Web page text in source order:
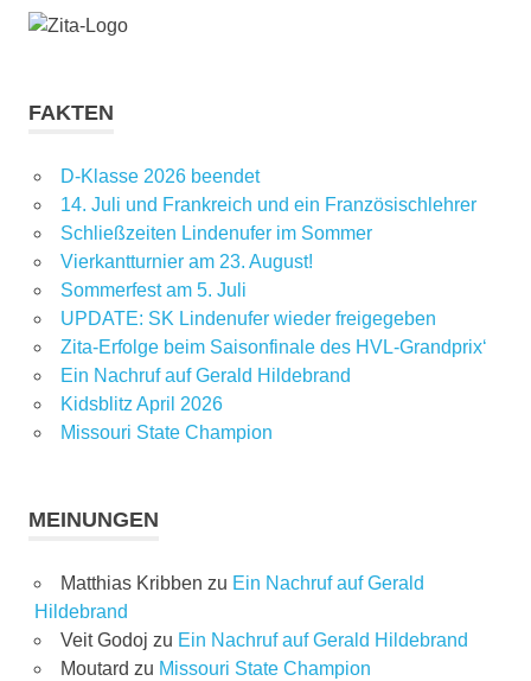
FAKTEN
D-Klasse 2026 beendet
14. Juli und Frankreich und ein Französischlehrer
Schließzeiten Lindenufer im Sommer
Vierkantturnier am 23. August!
Sommerfest am 5. Juli
UPDATE: SK Lindenufer wieder freigegeben
Zita-Erfolge beim Saisonfinale des HVL-Grandprix‘
Ein Nachruf auf Gerald Hildebrand
Kidsblitz April 2026
Missouri State Champion
MEINUNGEN
Matthias Kribben zu Ein Nachruf auf Gerald
Hildebrand
Veit Godoj zu Ein Nachruf auf Gerald Hildebrand
Moutard zu Missouri State Champion